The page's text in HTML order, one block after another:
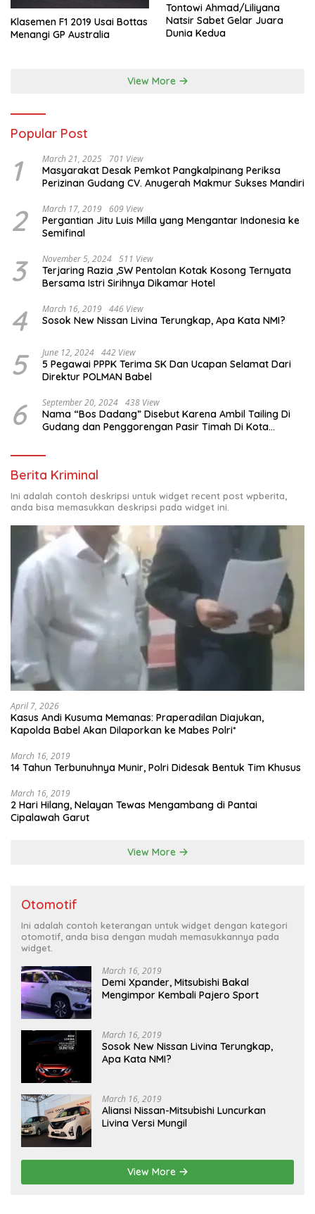
Klasemen F1 2019 Usai Bottas
Menangi GP Australia
Tontowi Ahmad/Liliyana
Natsir Sabet Gelar Juara
Dunia Kedua
View More
Popular Post
1 March 21, 2025 701 View
Masyarakat Desak Pemkot Pangkalpinang Periksa
Perizinan Gudang CV. Anugerah Makmur Sukses Mandiri
2 March 17, 2019 609 View
Pergantian Jitu Luis Milla yang Mengantar Indonesia ke
Semifinal
3 November 5, 2024 511 View
Terjaring Razia ,SW Pentolan Kotak Kosong Ternyata
Bersama Istri Sirihnya Dikamar Hotel
4 March 16, 2019 446 View
Sosok New Nissan Livina Terungkap, Apa Kata NMI?
5 June 12, 2024 442 View
5 Pegawai PPPK Terima SK Dan Ucapan Selamat Dari
Direktur POLMAN Babel
6 September 20, 2024 438 View
Nama “Bos Dadang” Disebut Karena Ambil Tailing Di
Gudang dan Penggorengan Pasir Timah Di Kota
Berita Kriminal
Ini adalah contoh deskripsi untuk widget recent post wpberita,
anda bisa memasukkan deskripsi pada widget ini.
April 7, 2026
Kasus Andi Kusuma Memanas: Praperadilan Diajukan,
Kapolda Babel Akan Dilaporkan ke Mabes Polri*
March 16, 2019
14 Tahun Terbunuhnya Munir, Polri Didesak Bentuk Tim Khusus
March 16, 2019
2 Hari Hilang, Nelayan Tewas Mengambang di Pantai
Cipalawah Garut
View More
Otomotif
Ini adalah contoh keterangan untuk widget dengan kategori
otomotif, anda bisa dengan mudah memasukkannya pada
widget.
March 16, 2019
Demi Xpander, Mitsubishi Bakal
Mengimpor Kembali Pajero Sport
March 16, 2019
Sosok New Nissan Livina Terungkap,
Apa Kata NMI?
March 16, 2019
Aliansi Nissan-Mitsubishi Luncurkan
Livina Versi Mungil
View More